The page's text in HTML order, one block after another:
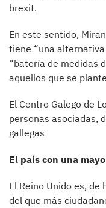
brexit.
En este sentido,
tiene “una
“batería de medidas
aquellos que se
El Centro Galego de
personas asociadas,
gallegas
El país con una
El Reino Unido es, de
del que más